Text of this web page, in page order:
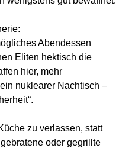
Abendessen
Eliten hektisch die
hier, mehr
nuklearer Nachtisch –
zu verlassen, statt
oder gegrillte